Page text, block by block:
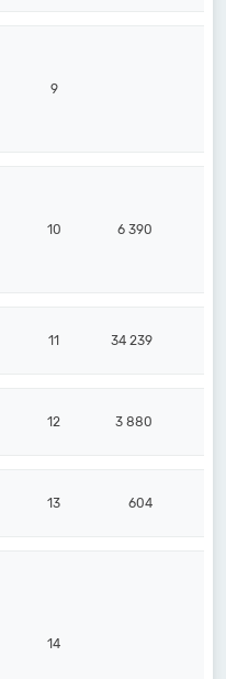
9
10 6 390
11 34 239
12 3 880
13 604
14